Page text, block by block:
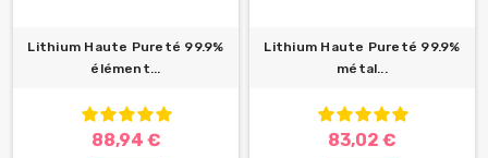
Lithium Haute Pureté 99.9%
élément...
88,94 €
Lithium Haute Pureté 99.9%
métal...
83,02 €